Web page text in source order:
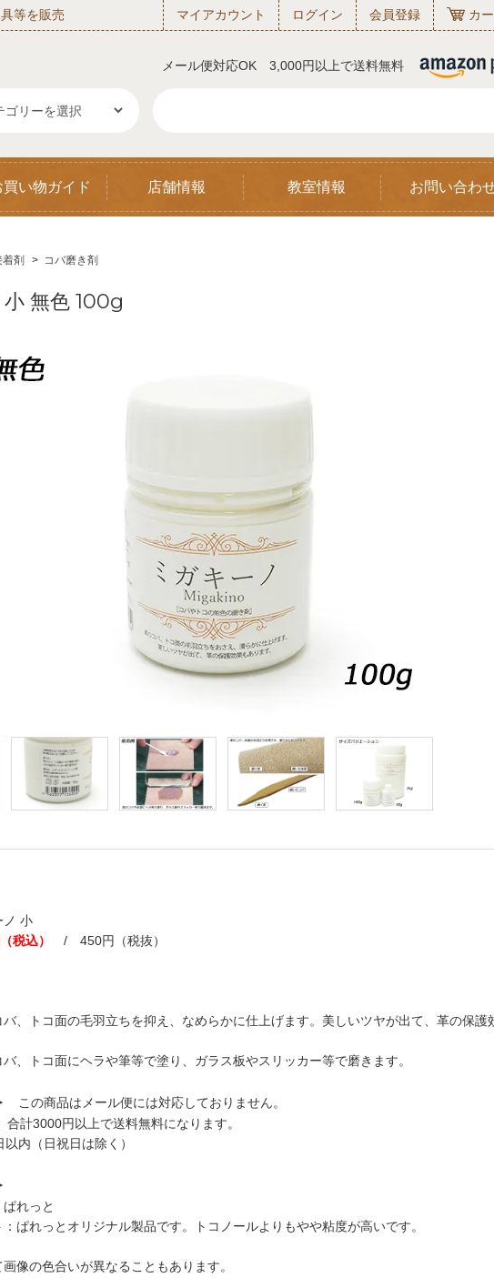
等を販売 マイアカウント ログイン 会員登録 カ
メール便対応OK 3,000円以上で送料無料
買い物ガイド 店舗情報 教室情報 お問い合わ
剤 > コバ磨き剤
無色 100g
小
税込）
/ 450円（税抜）
、トコ面の毛羽立ちを抑え、なめらかに仕上げます。美しいツヤが出て、革の保護
、トコ面にヘラや筆等で塗り、ガラス板やスリッカー等で磨きます。
この商品はメール便には対応しておりません。
計3000円以上で送料無料になります。
内（日祝日は除く）
れっと
ぱれっとオリジナル製品です。トコノールよりもやや粘度が高いです。
像の色合いが異なることもあります。